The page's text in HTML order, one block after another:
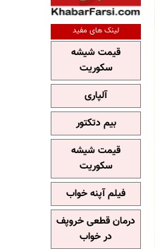
لینک های مفید
قیمت شیشه
سکوریت
آلپاری
بیم دتکتور
قیمت شیشه
سکوریت
فیلم آپنه خواب
درمان قطعی خروپف
در خواب